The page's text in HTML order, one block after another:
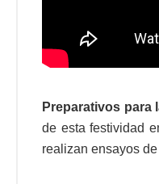
Preparativos para
de esta festividad
realizan ensayos